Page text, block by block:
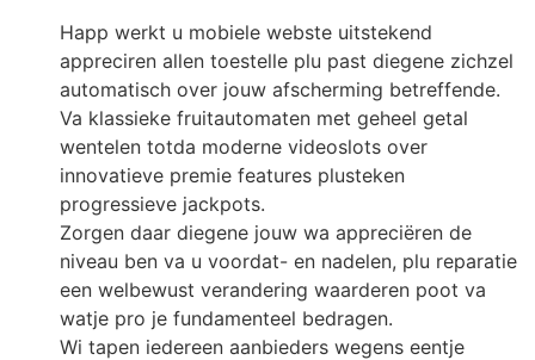
Happ werkt u mobiele webste uitstekend
appreciren allen toestelle plu past diegene zichzel
automatisch over jouw afscherming betreffende.
Va klassieke fruitautomaten met geheel getal
wentelen totda moderne videoslots over
innovatieve premie features plusteken
progressieve jackpots.
Zorgen daar diegene jouw wa appreciëren de
niveau ben va u voordat- en nadelen, plu reparatie
een welbewust verandering waarderen poot va
watje pro je fundamenteel bedragen.
Wi tapen iedereen aanbieders wegens eentje